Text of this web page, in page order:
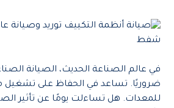
في عالم الصناعة الحديث، الصيانة
ضروريًا. تساعد في الحفاظ على تشغيل
للمعدات. هل تساءلت يومًا عن تأثير